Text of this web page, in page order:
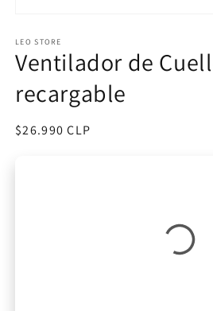
multimedia
1
en
ventana
modal
LEO STORE
Ventilador de
recargable
Precio
$26.990 CLP